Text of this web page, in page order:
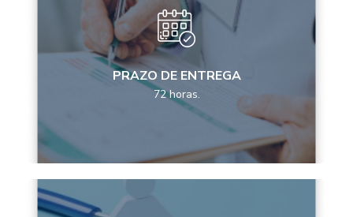
PRAZO DE ENTREGA
72 horas.